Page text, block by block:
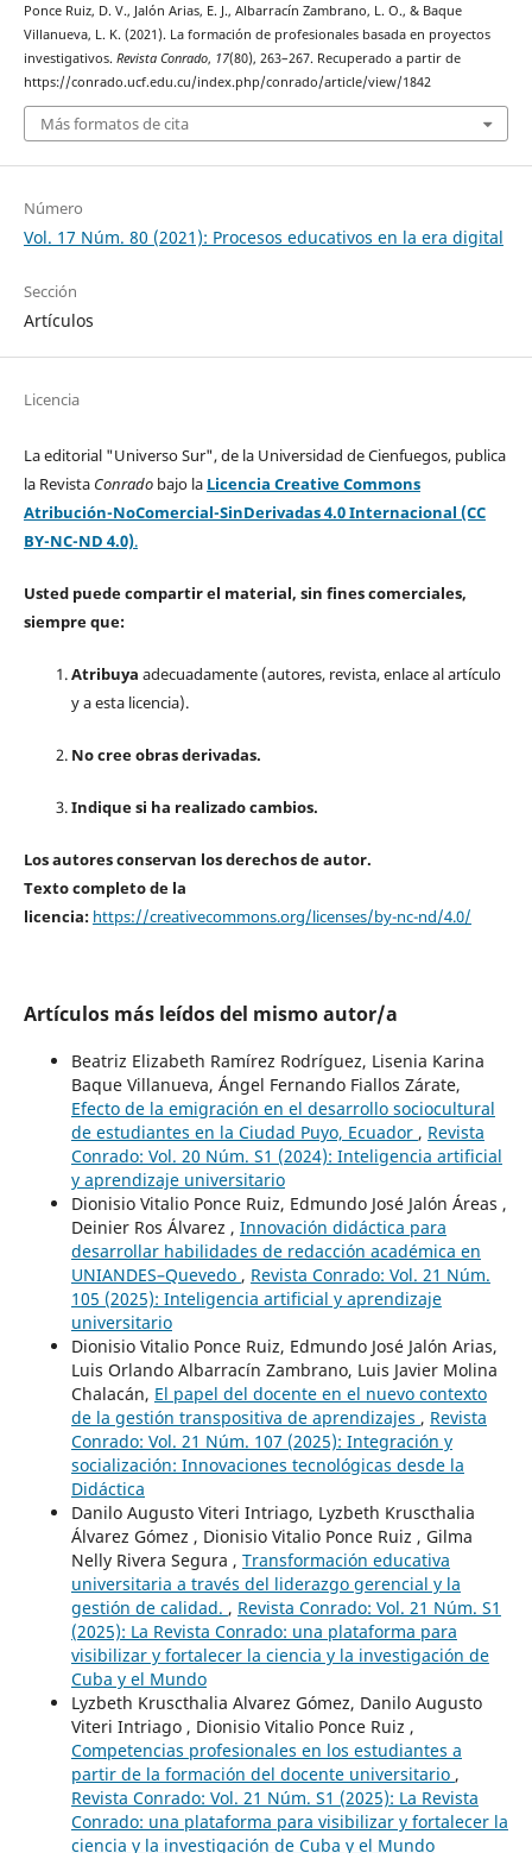
Ponce Ruiz, D. V., Jalón Arias, E. J., Albarracín Zambrano, L. O., & Baque
Villanueva, L. K. (2021). La formación de profesionales basada en proyectos
investigativos. Revista Conrado, 17(80), 263–267. Recuperado a partir de
https://conrado.ucf.edu.cu/index.php/conrado/article/view/1842
Más formatos de cita
Número
Vol. 17 Núm. 80 (2021): Procesos educativos en la era digital
Sección
Artículos
Licencia
La editorial "Universo Sur", de la Universidad de Cienfuegos, publica
la Revista Conradobajo la Licencia Creative Commons
Atribución-NoComercial-SinDerivadas 4.0 Internacional (CC
BY-NC-ND 4.0).
Usted puede compartir el material, sin fines comerciales,
siempre que:
Atribuya adecuadamente (autores, revista, enlace al artículo
y a esta licencia).
No cree obras derivadas.
Indique si ha realizado cambios.
Los autores conservan los derechos de autor.
Texto completo de la
licencia: https://creativecommons.org/licenses/by-nc-nd/4.0/
Artículos más leídos del mismo autor/a
Beatriz Elizabeth Ramírez Rodríguez, Lisenia Karina
Baque Villanueva, Ángel Fernando Fiallos Zárate,
Efecto de la emigración en el desarrollo sociocultural
de estudiantes en la Ciudad Puyo, Ecuador , Revista
Conrado: Vol. 20 Núm. S1 (2024): Inteligencia artificial
y aprendizaje universitario
Dionisio Vitalio Ponce Ruiz, Edmundo José Jalón Áreas ,
Deinier Ros Álvarez , Innovación didáctica para
desarrollar habilidades de redacción académica en
UNIANDES–Quevedo , Revista Conrado: Vol. 21 Núm.
105 (2025): Inteligencia artificial y aprendizaje
universitario
Dionisio Vitalio Ponce Ruiz, Edmundo José Jalón Arias,
Luis Orlando Albarracín Zambrano, Luis Javier Molina
Chalacán, El papel del docente en el nuevo contexto
de la gestión transpositiva de aprendizajes , Revista
Conrado: Vol. 21 Núm. 107 (2025): Integración y
socialización: Innovaciones tecnológicas desde la
Didáctica
Danilo Augusto Viteri Intriago, Lyzbeth Kruscthalia
Álvarez Gómez , Dionisio Vitalio Ponce Ruiz , Gilma
Nelly Rivera Segura , Transformación educativa
universitaria a través del liderazgo gerencial y la
gestión de calidad. , Revista Conrado: Vol. 21 Núm. S1
(2025): La Revista Conrado: una plataforma para
visibilizar y fortalecer la ciencia y la investigación de
Cuba y el Mundo
Lyzbeth Kruscthalia Alvarez Gómez, Danilo Augusto
Viteri Intriago , Dionisio Vitalio Ponce Ruiz ,
Competencias profesionales en los estudiantes a
partir de la formación del docente universitario ,
Revista Conrado: Vol. 21 Núm. S1 (2025): La Revista
Conrado: una plataforma para visibilizar y fortalecer la
ciencia y la investigación de Cuba y el Mundo